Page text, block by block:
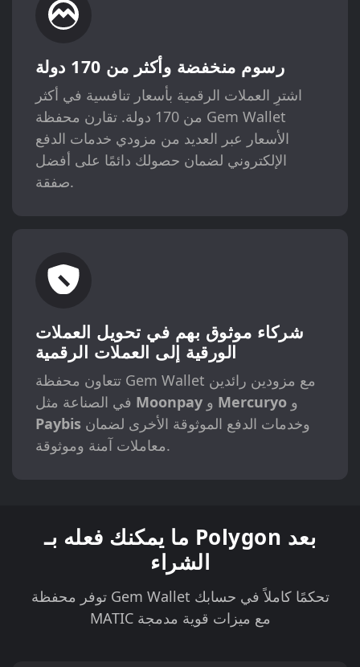
رسوم منخفضة وأكثر من 170 دولة
اشترِ العملات الرقمية بأسعار تنافسية في أكثر
من 170 دولة. تقارن محفظة Gem Wallet
الأسعار عبر العديد من مزودي خدمات الدفع
الإلكتروني لضمان حصولك دائمًا على أفضل
صفقة.
شركاء موثوق بهم في تحويل العملات
الورقية إلى العملات الرقمية
تتعاون محفظة Gem Wallet مع مزودين رائدين
Moonpay Mercuryo و
Paybis
معاملات آمنة وموثوقة.
ما يمكنك فعله بـ Polygon بعد
الشراء
توفر محفظة Gem Wallet تحكمًا كاملاً في حسابك
MATIC مع ميزات قوية مدمجة